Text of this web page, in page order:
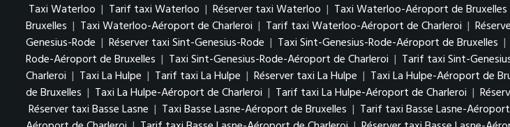
Taxi Waterloo | Tarif taxi Waterloo | Réserver taxi Waterloo | Taxi Waterloo-Aéroport de Bruxelles
Bruxelles | Taxi Waterloo-Aéroport de Charleroi | Tarif taxi Waterloo-Aéroport de Charleroi |
Genesius-Rode | Réserver taxi Sint-Genesius-Rode | Taxi Sint-Genesius-Rode-Aéroport de Bruxelles |
Rode-Aéroport de Bruxelles | Taxi Sint-Genesius-Rode-Aéroport de Charleroi | Tarif taxi Sint-
Charleroi | Taxi La Hulpe | Tarif taxi La Hulpe | Réserver taxi La Hulpe | Taxi La Hulpe-Aéroport de
de Bruxelles | Taxi La Hulpe-Aéroport de Charleroi | Tarif taxi La Hulpe-Aéroport de Charleroi |
Réserver taxi Basse Lasne | Taxi Basse Lasne-Aéroport de Bruxelles | Tarif taxi Basse Lasne-